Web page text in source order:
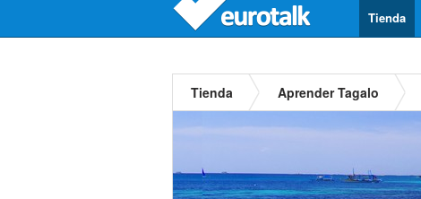
Tienda
Tienda Aprender Tagalo